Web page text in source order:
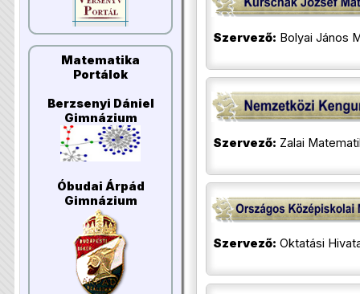
Matematika
Portálok
Berzsenyi Dániel
Gimnázium
Óbudai Árpád
Gimnázium
Szervező: Bolyai János
Szervező: Zalai
Szervező: Oktatási